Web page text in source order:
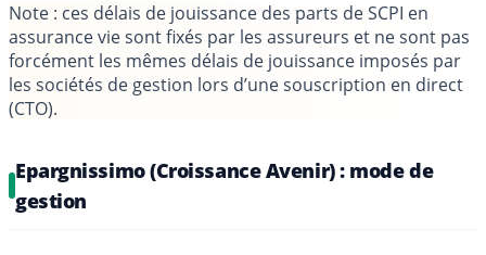
Note : ces délais de jouissance des parts de SCPI en
assurance vie sont fixés par les assureurs et ne sont pas
forcément les mêmes délais de jouissance imposés par
les sociétés de gestion lors d’une souscription en direct
(CTO).
Epargnissimo (Croissance Avenir) : mode de
gestion